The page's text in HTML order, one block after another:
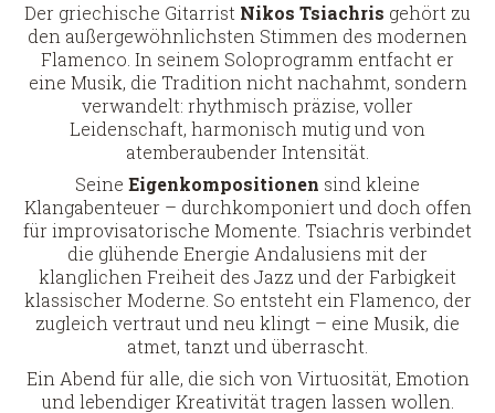
Der griechische Gitarrist Nikos Tsiachris gehört zu
den außergewöhnlichsten Stimmen des modernen
Flamenco. In seinem Soloprogramm entfacht er
eine Musik, die Tradition nicht nachahmt, sondern
verwandelt: rhythmisch präzise, voller
Leidenschaft, harmonisch mutig und von
atemberaubender Intensität.
Seine Eigenkompositionen sind kleine
Klangabenteuer – durchkomponiert und doch offen
für improvisatorische Momente. Tsiachris verbindet
die glühende Energie Andalusiens mit der
klanglichen Freiheit des Jazz und der Farbigkeit
klassischer Moderne. So entsteht ein Flamenco, der
zugleich vertraut und neu klingt – eine Musik, die
atmet, tanzt und überrascht.
Ein Abend für alle, die sich von Virtuosität, Emotion
und lebendiger Kreativität tragen lassen wollen.